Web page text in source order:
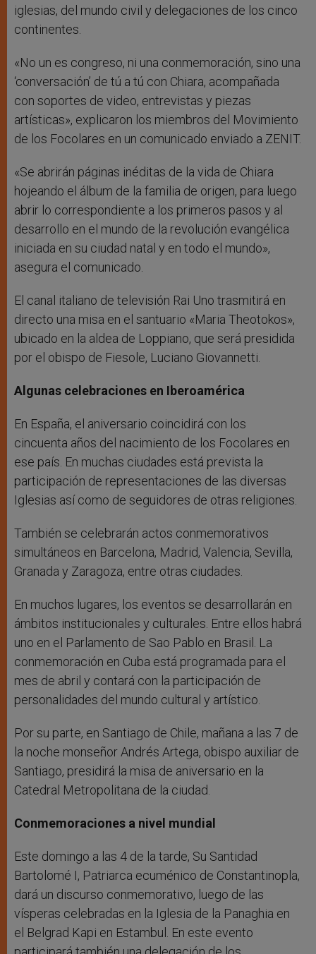
iglesias, del mundo civil y delegaciones de los cinco
continentes.
«No un es congreso, ni una conmemoración, sino una
‘conversación’ de tú a tú con Chiara, acompañada
con soportes de video, entrevistas y piezas
artísticas», explicaron los miembros del Movimiento
de los Focolares en un comunicado enviado a ZENIT.
«Se abrirán páginas inéditas de la vida de Chiara
hojeando el álbum de la familia de origen, para luego
abrir lo correspondiente a los primeros pasos y al
desarrollo en el mundo de la revolución evangélica
iniciada en su ciudad natal y en todo el mundo»,
asegura el comunicado.
El canal italiano de televisión Rai Uno trasmitirá en
directo una misa en el santuario «Maria Theotokos»,
ubicado en la aldea de Loppiano, que será presidida
por el obispo de Fiesole, Luciano Giovannetti.
Algunas celebraciones en Iberoamérica
En España, el aniversario coincidirá con los
cincuenta años del nacimiento de los Focolares en
ese país. En muchas ciudades está prevista la
participación de representaciones de las diversas
Iglesias así como de seguidores de otras religiones.
También se celebrarán actos conmemorativos
simultáneos en Barcelona, Madrid, Valencia, Sevilla,
Granada y Zaragoza, entre otras ciudades.
En muchos lugares, los eventos se desarrollarán en
ámbitos institucionales y culturales. Entre ellos habrá
uno en el Parlamento de Sao Pablo en Brasil. La
conmemoración en Cuba está programada para el
mes de abril y contará con la participación de
personalidades del mundo cultural y artístico.
Por su parte, en Santiago de Chile, mañana a las 7 de
la noche monseñor Andrés Artega, obispo auxiliar de
Santiago, presidirá la misa de aniversario en la
Catedral Metropolitana de la ciudad.
Conmemoraciones a nivel mundial
Este domingo a las 4 de la tarde, Su Santidad
Bartolomé I, Patriarca ecuménico de Constantinopla,
dará un discurso conmemorativo, luego de las
vísperas celebradas en la Iglesia de la Panaghia en
el Belgrad Kapi en Estambul. En este evento